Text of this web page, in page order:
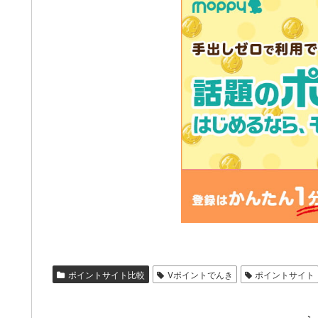
ポイントサイト比較 Vポイントでんき ポイントサイト